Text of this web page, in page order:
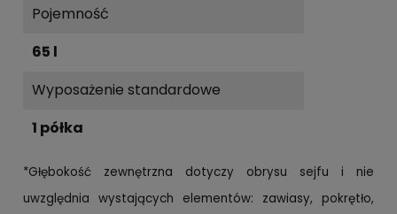
Pojemność
65 l
Wyposażenie standardowe
1 półka
*Głębokość zewnętrzna dotyczy obrysu sejfu i nie
uwzględnia wystających elementów: zawiasy, pokrętło,